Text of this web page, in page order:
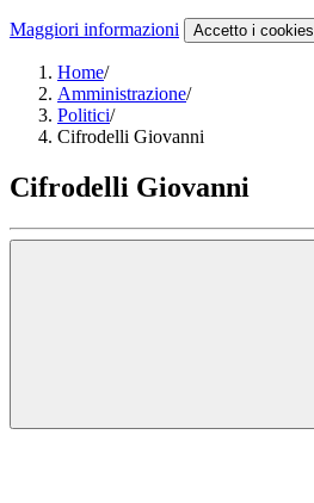
Maggiori informazioni Accetto i cookies
Home/
Amministrazione/
Politici/
Cifrodelli Giovanni
Cifrodelli Giovanni